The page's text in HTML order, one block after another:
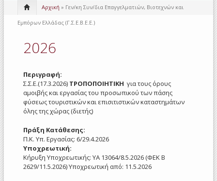
Αρχική » Γεν/κη Συν/δια Επαγγελματιών, Βιοτεχνών και
Εμπόρων Ελλάδας (Γ.Σ.Ε.Β.Ε.Ε.)
2026
Περιγραφή:
Σ.Σ.Ε.(17.3.2026) ΤΡΟΠΟΠΟΙΗΤΙΚΗ για τους όρους
αμοιβής και εργασίας του προσωπικού των πάσης
φύσεως τουριστικών και επισιτιστικών καταστημάτων
όλης της χώρας (διετής)
Πράξη Κατάθεσης:
Π.Κ. Υπ. Εργασίας: 6/29.4.2026
Υποχρεωτική:
Κήρυξη Υποχρεωτικής: ΥΑ 13064/8.5.2026 (ΦΕΚ Β
2629/11.5.2026) Υποχρεωτική από: 11.5.2026